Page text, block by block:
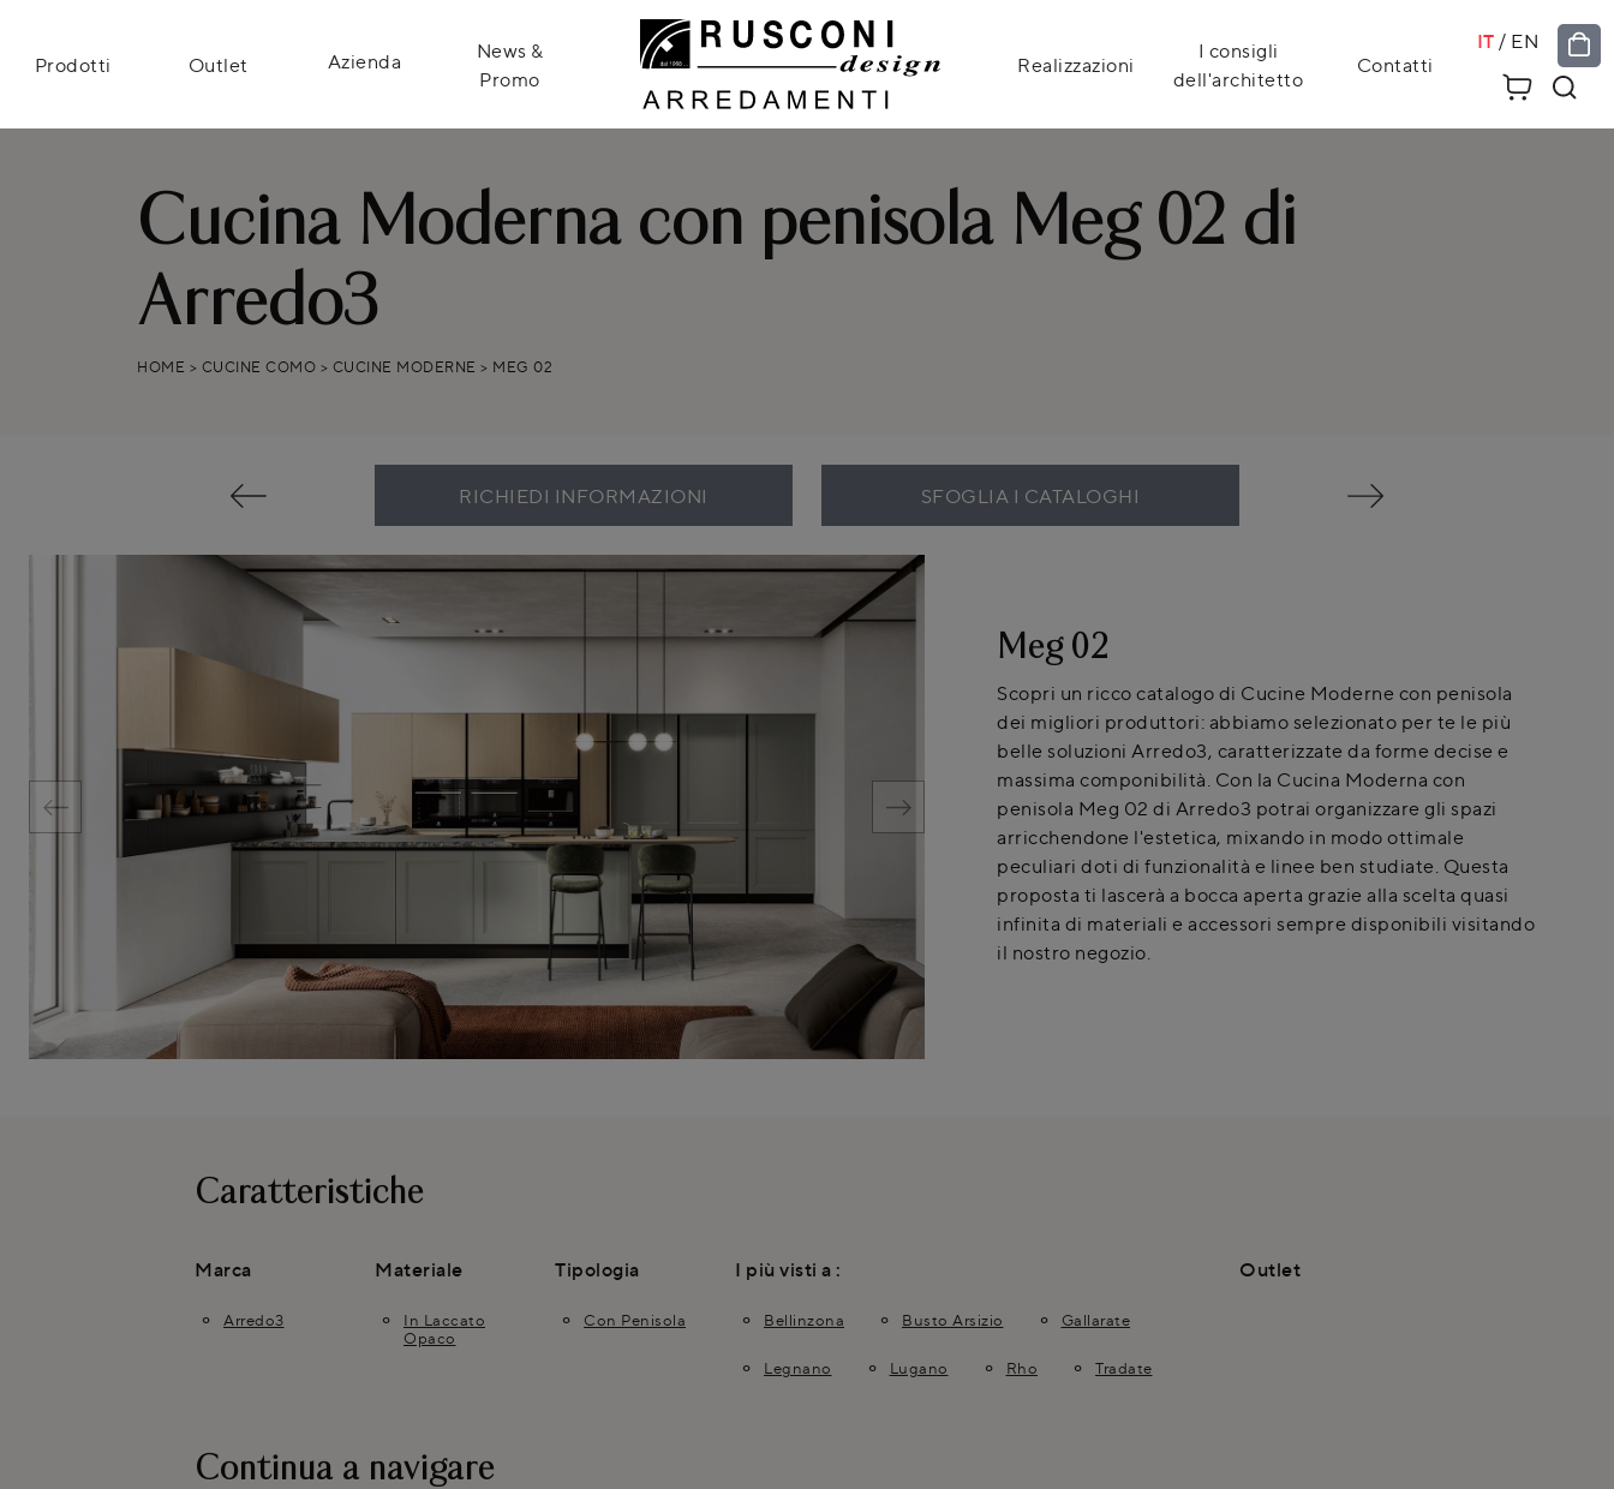
Prodotti Outlet Azienda
News &
Promo
Realizzazioni
I consigli
dell'architetto
Contatti
IT / EN
Cucina Moderna con penisola Meg 02 di
Arredo3
HOME > CUCINE COMO > CUCINE MODERNE > MEG 02
RICHIEDI INFORMAZIONI SFOGLIA I CATALOGHI
Meg 02
Scopri un ricco catalogo di Cucine Moderne con penisola
dei migliori produttori: abbiamo selezionato per te le più
belle soluzioni Arredo3, caratterizzate da forme decise e
massima componibilità. Con la Cucina Moderna con
penisola Meg 02 di Arredo3 potrai organizzare gli spazi
arricchendone l'estetica, mixando in modo ottimale
peculiari doti di funzionalità e linee ben studiate. Questa
proposta ti lascerà a bocca aperta grazie alla scelta quasi
infinita di materiali e accessori sempre disponibili visitando
il nostro negozio.
Caratteristiche
Marca
Arredo3
Materiale
In Laccato
Opaco
Tipologia
Con Penisola
I più visti a :
Bellinzona Busto Arsizio Gallarate
Legnano Lugano Rho Tradate
Outlet
Continua a navigare